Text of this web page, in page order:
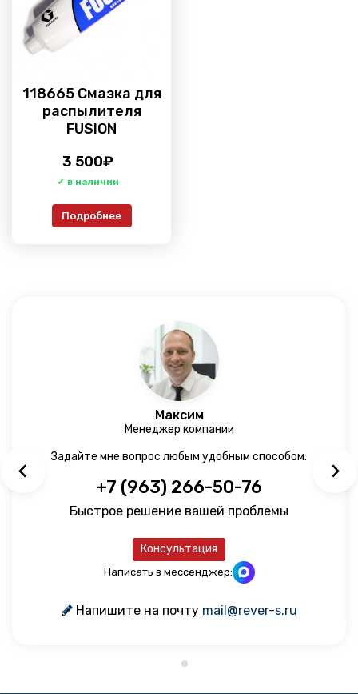
118665 Смазка для
распылителя
FUSION
3 500₽
Подробнее
Максим
Менеджер компании
Задайте мне вопрос любым удобным способом:
+7 (963) 266-50-76
Быстрое решение вашей проблемы
Консультация
Написать в мессенджер:
Напишите на почту mail@rever-s.ru